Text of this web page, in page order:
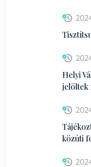
Helyi
jelöltek
közúti